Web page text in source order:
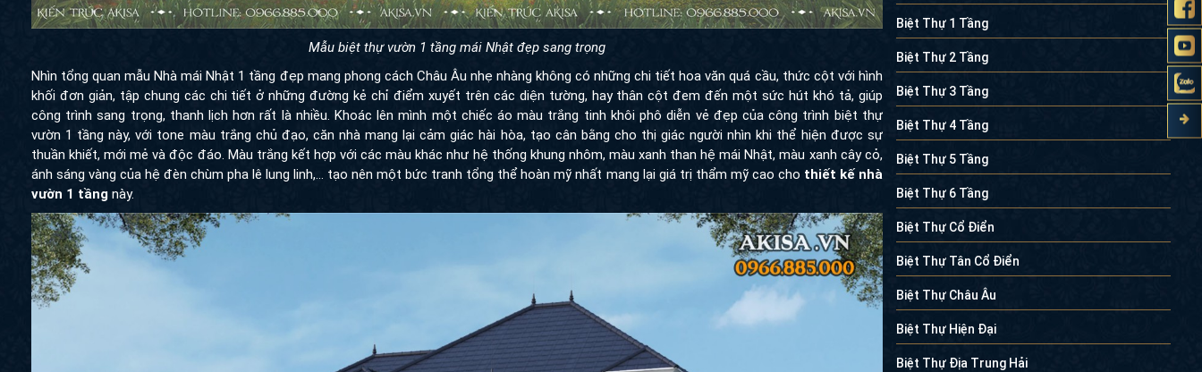
Mẫu biệt thự vườn 1 tầng mái Nhật đẹp sang trọng
Nhìn tổng quan mẫu Nhà mái Nhật 1 tầng đẹp mang phong cách Châu Âu nhẹ nhàng không có những chi tiết hoa văn quá cầu, thức cột với hình
khối đơn giản, tập chung các chi tiết ở những đường kẻ chỉ điểm xuyết trên các diện tường, hay thân cột đem đến một sức hút khó tả, giúp
công trình sang trọng, thanh lịch hơn rất là nhiều. Khoác lên mình một chiếc áo màu trắng tinh khôi phô diễn vẻ đẹp của công trình biệt thự
vườn 1 tầng này, với tone màu trắng chủ đạo, căn nhà mang lại cảm giác hài hòa, tạo cân bằng cho thị giác người nhìn khi thể hiện được sự
thuần khiết, mới mẻ và độc đáo. Màu trắng kết hợp với các màu khác như hệ thống khung nhôm, màu xanh than hệ mái Nhật, màu xanh cây cỏ,
ánh sáng vàng của hệ đèn chùm pha lê lung linh,… tạo nên một bức tranh tổng thể hoàn mỹ nhất mang lại giá trị thẩm mỹ cao cho thiết kế nhà
vườn 1 tầng này.
Biệt Thự 1 Tầng
Biệt Thự 2 Tầng
Biệt Thự 3 Tầng
Biệt Thự 4 Tầng
Biệt Thự 5 Tầng
Biệt Thự 6 Tầng
Biệt Thự Cổ Điển
Biệt Thự Tân Cổ Điển
Biệt Thự Châu Âu
Biệt Thự Hiện Đại
Biệt Thự Địa Trung Hải